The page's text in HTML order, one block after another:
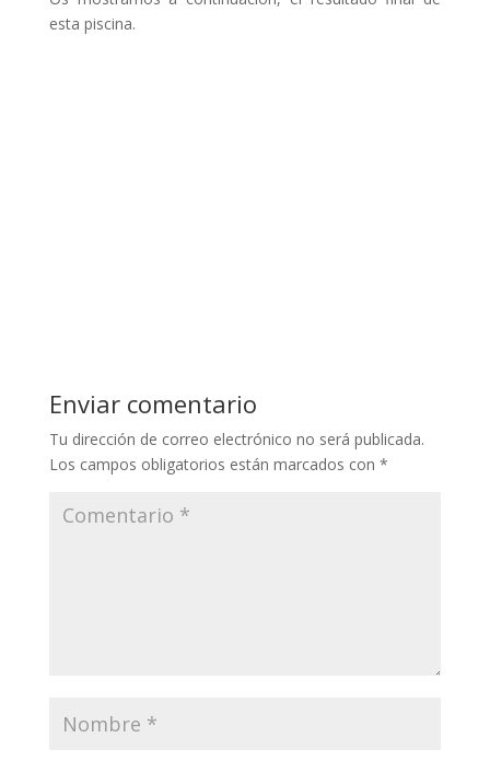
esta piscina.
Enviar comentario
Tu dirección de correo electrónico no será publicada.
Los campos obligatorios están marcados con *